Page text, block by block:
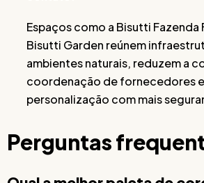
Espaços como a Bisutti Fazenda
Bisutti Garden reúnem
ambientes naturais, reduzem a
coordenação de fornecedores
personalização com mais
Perguntas